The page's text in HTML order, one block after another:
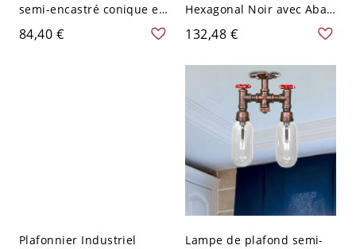
semi-encastré conique en
verre ambré avec 2
lumières pour éclairage
84,40 €
Hexagonal Noir avec Abat-
jour en Verre Givré, 2
Lumières, Montage
encastré, 14" Larg
132,48 €
Plafonnier Industriel
Lampe de plafond semi-